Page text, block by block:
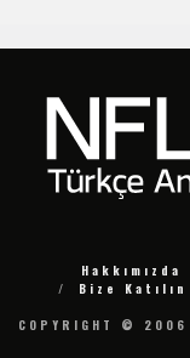
Hakkımızda
Bize Katılın
COPYRIGHT ©